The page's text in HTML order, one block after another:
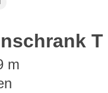
T
m